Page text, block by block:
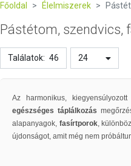
Főoldal Élelmiszerek
Pástétom, szendvics,
Találatok: 46 24
Az harmonikus,
egészséges táplálkozás
alapanyagok, fasírtporok,
újdonságot, amit még nem